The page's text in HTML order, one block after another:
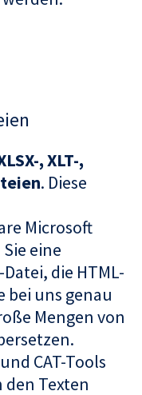
, XLT-,
. Diese
Microsoft
eine
die HTML-
bei uns genau
Mengen von
CAT-Tools
Texten